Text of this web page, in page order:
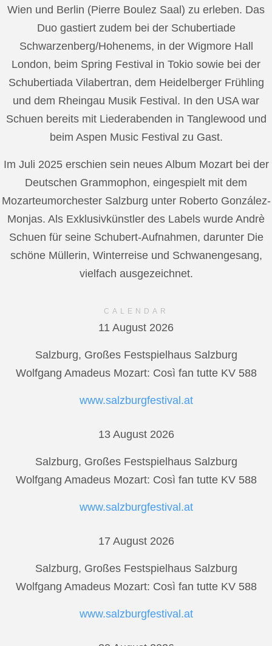
Wien und Berlin (Pierre Boulez Saal) zu erleben. Das
Duo gastiert zudem bei der Schubertiade
Schwarzenberg/Hohenems, in der Wigmore Hall
London, beim Spring Festival in Tokio sowie bei der
Schubertiada Vilabertran, dem Heidelberger Frühling
und dem Rheingau Musik Festival. In den USA war
Schuen bereits mit Liederabenden in Tanglewood und
beim Aspen Music Festival zu Gast.
Im Juli 2025 erschien sein neues Album Mozart bei der
Deutschen Grammophon, eingespielt mit dem
Mozarteumorchester Salzburg unter Roberto González-
Monjas. Als Exklusivkünstler des Labels wurde Andrè
Schuen für seine Schubert-Aufnahmen, darunter Die
schöne Müllerin, Winterreise und Schwanengesang,
vielfach ausgezeichnet.
CALENDAR
11 August 2026
Salzburg, Großes Festspielhaus Salzburg
Wolfgang Amadeus Mozart: Così fan tutte KV 588
www.salzburgfestival.at
13 August 2026
Salzburg, Großes Festspielhaus Salzburg
Wolfgang Amadeus Mozart: Così fan tutte KV 588
www.salzburgfestival.at
17 August 2026
Salzburg, Großes Festspielhaus Salzburg
Wolfgang Amadeus Mozart: Così fan tutte KV 588
www.salzburgfestival.at